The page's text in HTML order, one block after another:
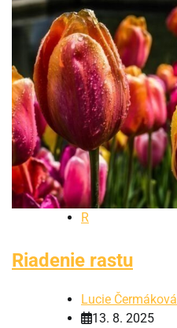
R
Riadenie rastu
Lucie Čermáková
13. 8. 2025